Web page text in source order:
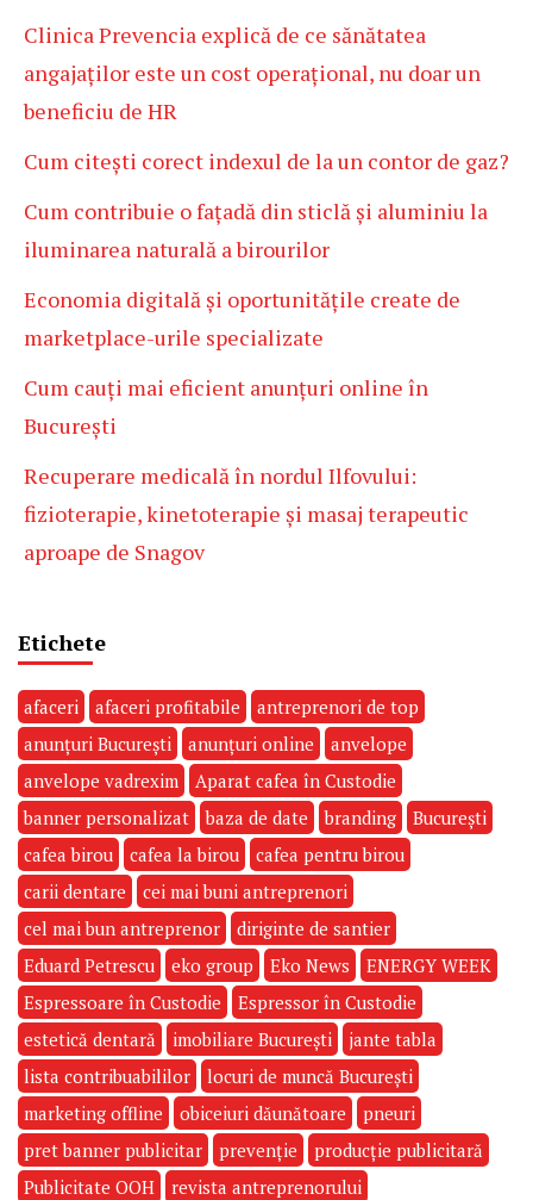
Clinica Prevencia explică de ce sănătatea
angajaților este un cost operațional, nu doar un
beneficiu de HR
Cum citești corect indexul de la un contor de gaz?
Cum contribuie o fațadă din sticlă și aluminiu la
iluminarea naturală a birourilor
Economia digitală și oportunitățile create de
marketplace-urile specializate
Cum cauți mai eficient anunțuri online în
București
Recuperare medicală în nordul Ilfovului:
fizioterapie, kinetoterapie și masaj terapeutic
aproape de Snagov
Etichete
afaceri afaceri profitabile
antreprenori de top
anunțuri București
anunțuri online
anvelope
anvelope vadrexim
Aparat cafea în Custodie
banner personalizat
baza de date branding
București
cafea birou
cafea la birou
cafea pentru birou
carii dentare
cei mai buni antreprenori
cel mai bun antreprenor
diriginte de santier
Eduard Petrescu
eko group Eko News
ENERGY WEEK
Espressoare în Custodie
Espressor în Custodie
estetică dentară
imobiliare București
jante tabla
lista contribuabililor
locuri de muncă București
marketing offline
obiceiuri dăunătoare
pneuri
pret banner publicitar
prevenție
producție publicitară
Publicitate OOH
revista antreprenorului